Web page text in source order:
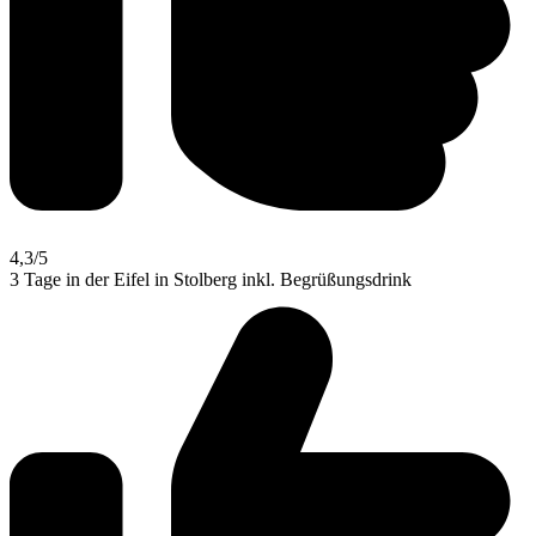
4,3/5
3 Tage in der Eifel in Stolberg inkl. Begrüßungsdrink